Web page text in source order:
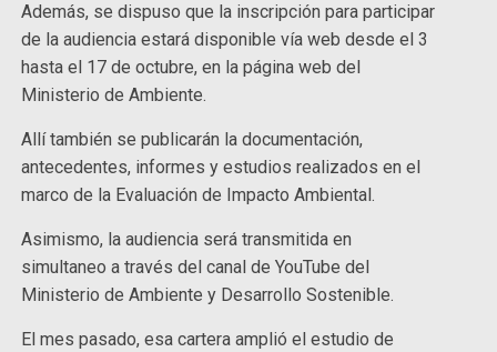
Además, se dispuso que la inscripción para participar
de la audiencia estará disponible vía web desde el 3
hasta el 17 de octubre, en la página web del
Ministerio de Ambiente.
Allí también se publicarán la documentación,
antecedentes, informes y estudios realizados en el
marco de la Evaluación de Impacto Ambiental.
Asimismo, la audiencia será transmitida en
simultaneo a través del canal de YouTube del
Ministerio de Ambiente y Desarrollo Sostenible.
El mes pasado, esa cartera amplió el estudio de